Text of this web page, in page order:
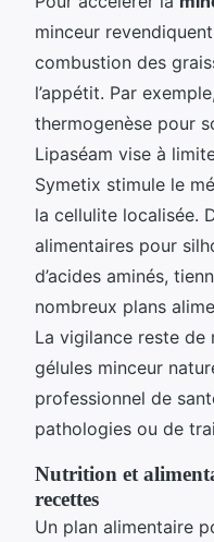
minceur
combustion des
l’appétit. Par
thermogenèse pour
Lipaséam vise à
Symetix stimule le
la cellulite localisée.
alimentaires pour
d’acides aminés,
nombreux plans
La vigilance reste de
gélules minceur
professionnel de
pathologies ou de
Nutrition et
recettes
Un plan alimentaire